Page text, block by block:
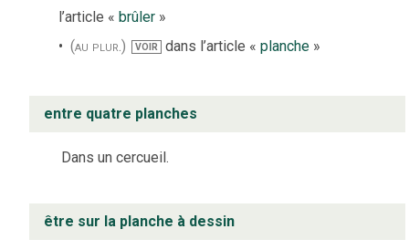
l’article « brûler »
(au plur.)
VOIR dans l’article « planche»
entre quatre planches
Dans un cercueil.
être sur la planche à dessin